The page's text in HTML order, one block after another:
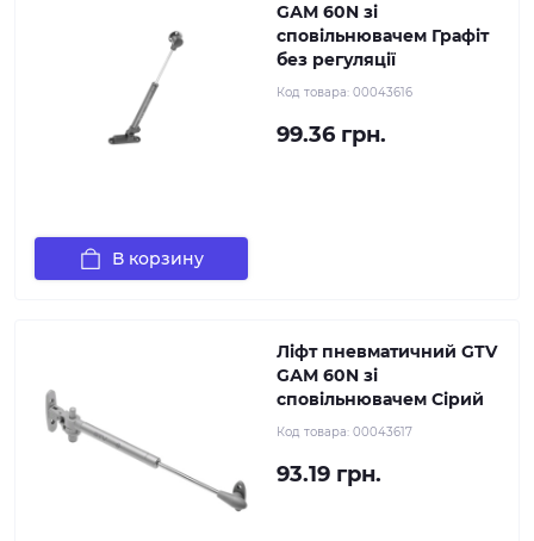
GАМ 60N зі
сповільнювачем Графіт
без регуляції
Код товара: 00043616
99.36 грн.
В корзину
Ліфт пневматичний GTV
GАМ 60N зі
сповільнювачем Сірий
Код товара: 00043617
93.19 грн.